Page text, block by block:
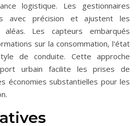
logistique. Les gestionnaires
avec précision et ajustent les
Les capteurs embarqués
sur la consommation, l'état
de conduite. Cette approche
urbain facilite les prises de
économies substantielles pour les